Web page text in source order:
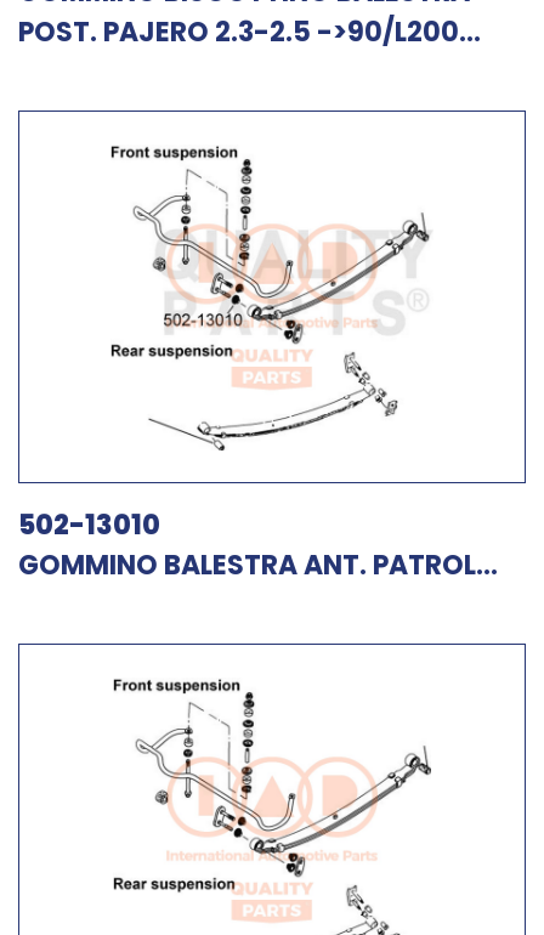
POST. PAJERO 2.3-2.5 ->90/L200...
502-13010
GOMMINO BALESTRA ANT. PATROL...